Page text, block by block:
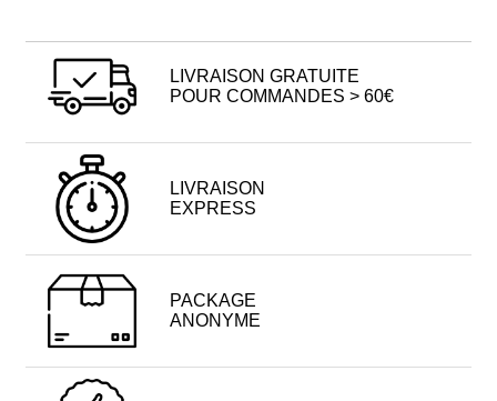
LIVRAISON GRATUITE
POUR COMMANDES > 60€
LIVRAISON
EXPRESS
PACKAGE
ANONYME